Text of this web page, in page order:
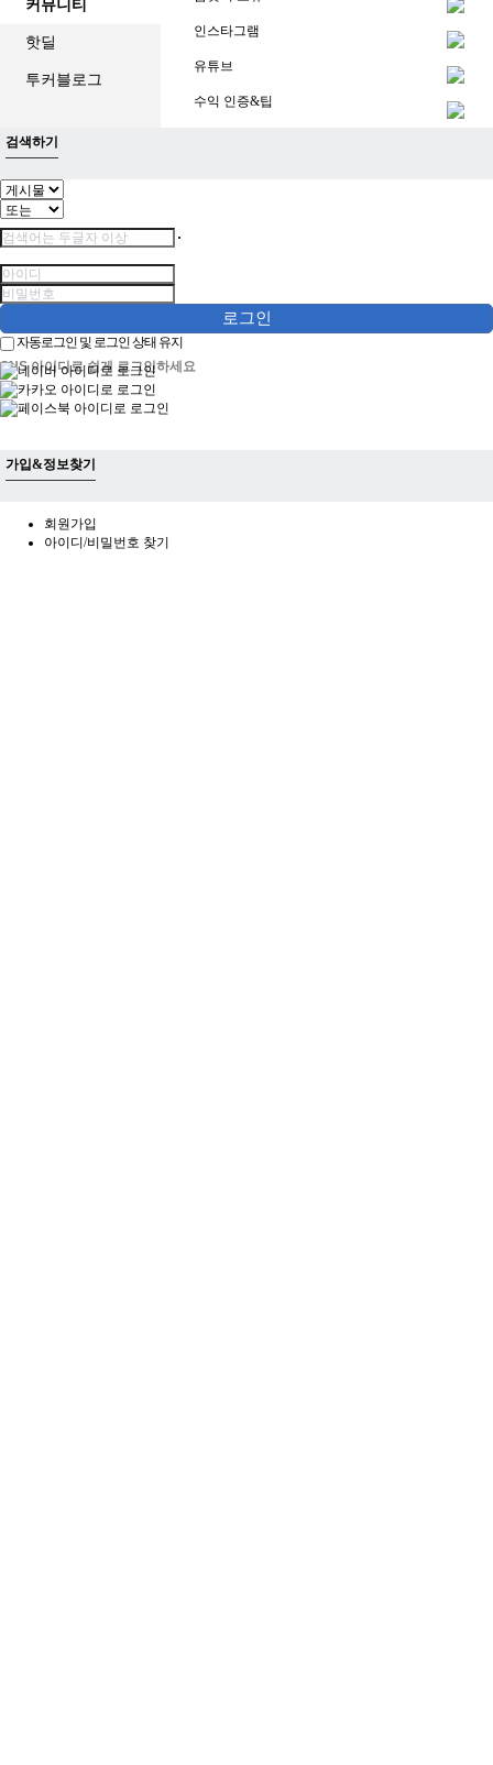
커뮤니티
핫딜
투커블로그
인스타그램
유튜브
수익 인증&팁
검색하기
로그인
자동로그인 및 로그인 상태 유지
SNS 아이디로 쉽게 로그인하세요
가입&정보찾기
회원가입
아이디/비밀번호 찾기